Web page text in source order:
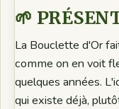
🌱
La Bouclette d'Or
comme on en voit
quelques années.
qui existe déjà,